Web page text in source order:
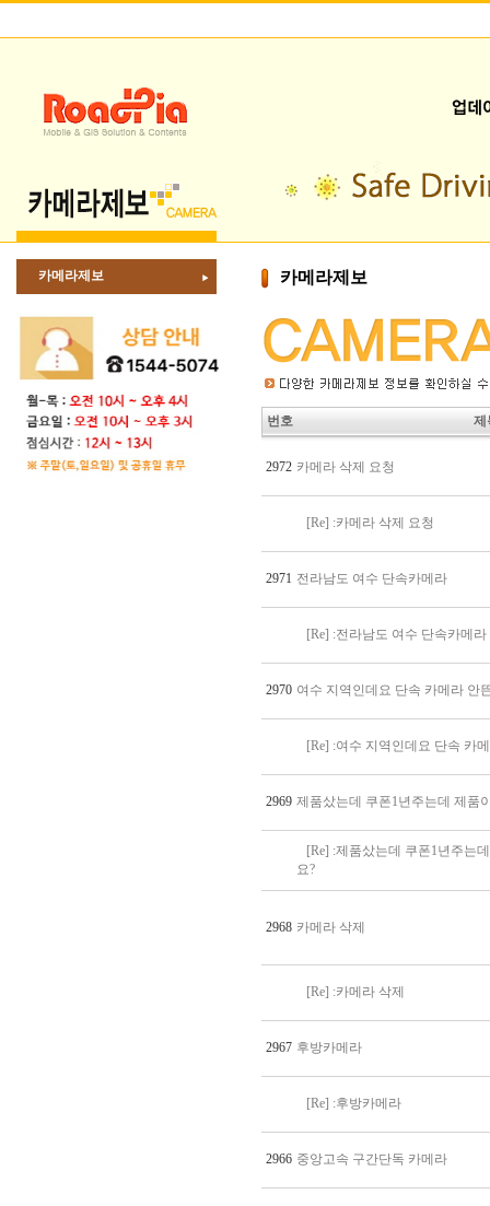
카메라제보 카메라제보
번호 제
2972 카메라 삭제 요청
[Re] :카메라 삭제 요청
2971 전라남도 여수 단속카메라
[Re] :전라남도 여수 단속카메라
2970 여수 지역인데요 단속 카메라 안
[Re] :여수 지역인데요 단속 카
2969 제품샀는데 쿠폰1년주는데 제품
[Re] :제품샀는데 쿠폰1년주는
요?
2968 카메라 삭제
[Re] :카메라 삭제
2967 후방카메라
[Re] :후방카메라
2966 중앙고속 구간단독 카메라